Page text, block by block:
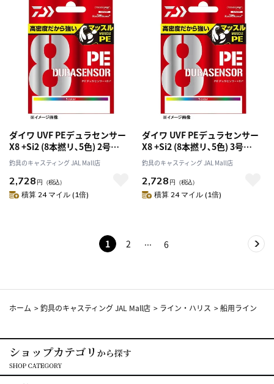
ダイワ UVF PEデュラセンサー
X8 +Si2 (8本撚リ､5色) 2号
200m
釣具のキャスティング JAL Mall店
2,728 円 （税込）
積算 24 マイル (1倍)
ダイワ UVF PEデュラセンサー
X8 +Si2 (8本撚リ､5色) 3号
200m
釣具のキャスティング JAL Mall店
2,728 円 （税込）
積算 24 マイル (1倍)
1 2 6
ホーム >釣具のキャスティング JAL Mall店 > ライン・ハリス >船用ライン